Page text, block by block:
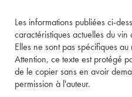
Les informations publiées ci-
caractéristiques actuelles du vin
Elles ne sont pas spécifiques au
Attention, ce texte est protégé
de le copier sans en avoir
permission à l'auteur.